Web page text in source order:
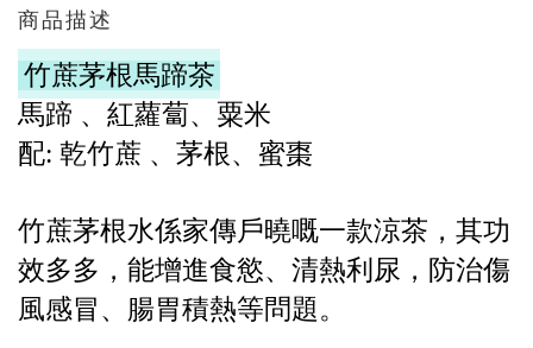
商品描述
竹蔗茅根馬蹄茶
馬蹄 、紅蘿蔔、粟米
配: 乾竹蔗 、 茅根、 蜜棗
竹蔗茅根水係家傳戶曉嘅一款涼茶，其功
效多多，能增進食慾、清熱利尿，防治傷
風感冒、腸胃積熱等問題。